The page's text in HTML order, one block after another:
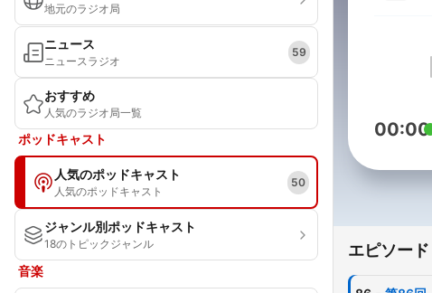
地元のラジオ局
ニュース
ニュースラジオ
59
おすすめ
人気のラジオ局一覧
ポッドキャスト
人気のポッドキャスト
人気のポッドキャスト
50
ジャンル別ポッドキャスト
18のトピックジャンル
音楽
00:00
エピソード